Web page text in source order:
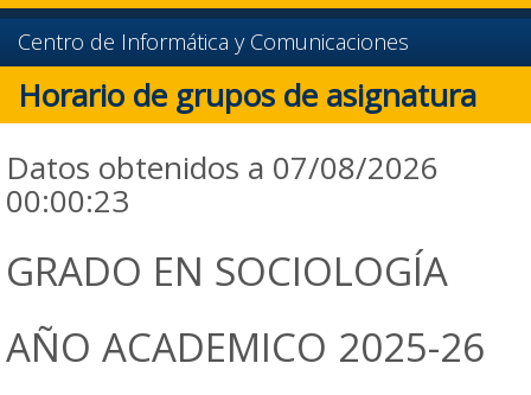
Centro de Informática y Comunicaciones
Horario de grupos de asignatura
Datos obtenidos a 07/08/2026
00:00:23
GRADO EN SOCIOLOGÍA
AÑO ACADEMICO 2025-26